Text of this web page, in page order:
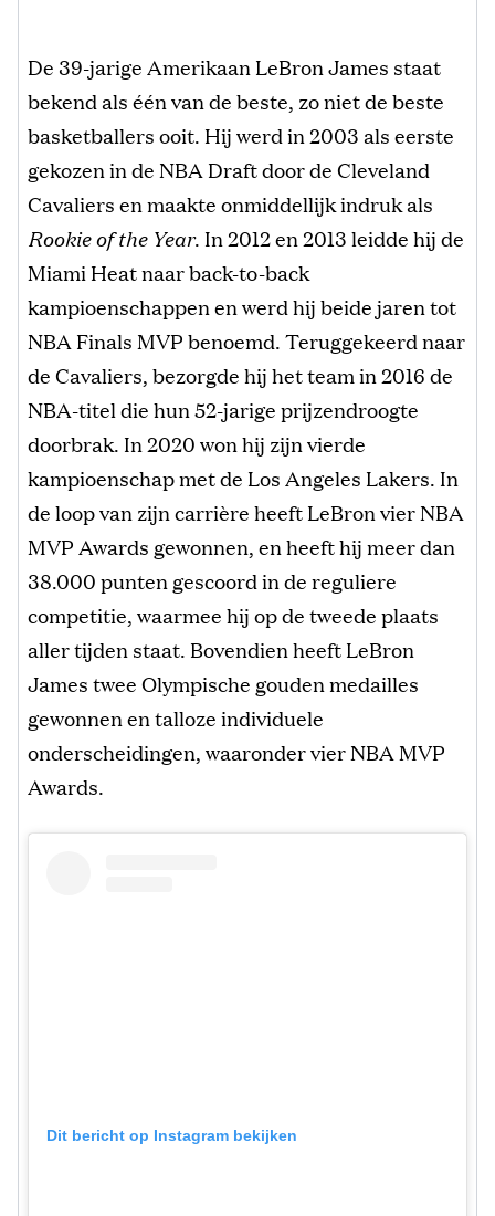
De 39-jarige Amerikaan LeBron James staat
bekend als één van de beste, zo niet de beste
basketballers ooit. Hij werd in 2003 als eerste
gekozen in de NBA Draft door de Cleveland
Cavaliers en maakte onmiddellijk indruk als
Rookie of the Year. In 2012 en 2013 leidde hij de
Miami Heat naar back-to-back
kampioenschappen en werd hij beide jaren tot
NBA Finals MVP benoemd. Teruggekeerd naar
de Cavaliers, bezorgde hij het team in 2016 de
NBA-titel die hun 52-jarige prijzendroogte
doorbrak. In 2020 won hij zijn vierde
kampioenschap met de Los Angeles Lakers. In
de loop van zijn carrière heeft LeBron vier NBA
MVP Awards gewonnen, en heeft hij meer dan
38.000 punten gescoord in de reguliere
competitie, waarmee hij op de tweede plaats
aller tijden staat. Bovendien heeft LeBron
James twee Olympische gouden medailles
gewonnen en talloze individuele
onderscheidingen, waaronder vier NBA MVP
Awards.
Dit bericht op Instagram bekijken